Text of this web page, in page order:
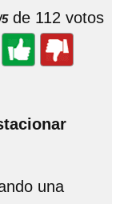
de 112 votos
una